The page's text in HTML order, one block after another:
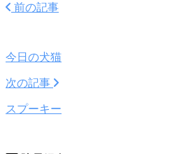
前の記事
今日の犬猫
次の記事
スプーキー